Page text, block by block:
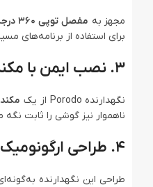
مجهز به مفصل توپی 360 درجه
برای استفاده از برنامه‌های
۳. نصب ایمن با مکنده قوی
نگهدارنده Porodo از یک
ناهموار نیز گوشی را ثابت
۴. طراحی ارگونومیک
طراحی این نگهدارنده